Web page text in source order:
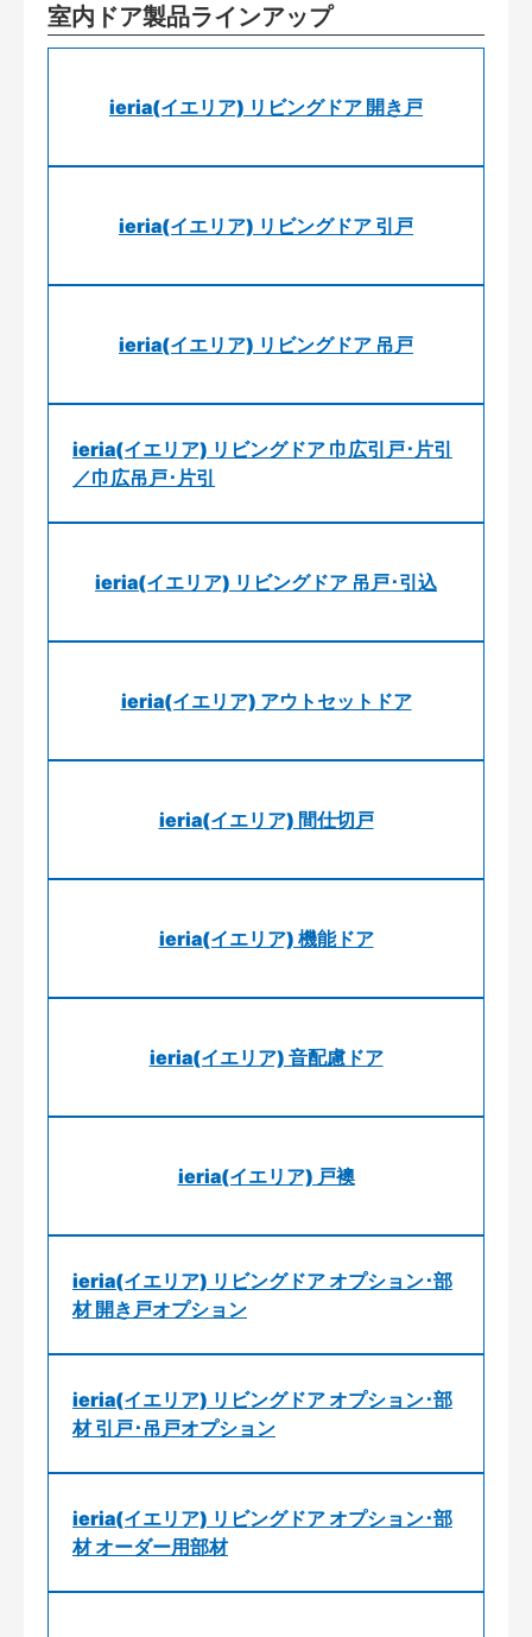
室内ドア製品ラインアップ
ieria(イエリア) リビングドア 開き戸
ieria(イエリア) リビングドア 引戸
ieria(イエリア) リビングドア 吊戸
ieria(イエリア) リビングドア 巾広引戸･片引
／巾広吊戸･片引
ieria(イエリア) リビングドア 吊戸･引込
ieria(イエリア) アウトセットドア
ieria(イエリア) 間仕切戸
ieria(イエリア) 機能ドア
ieria(イエリア) 音配慮ドア
ieria(イエリア) 戸襖
ieria(イエリア) リビングドア オプション･部
材 開き戸オプション
ieria(イエリア) リビングドア オプション･部
材 引戸･吊戸オプション
ieria(イエリア) リビングドア オプション･部
材 オーダー用部材